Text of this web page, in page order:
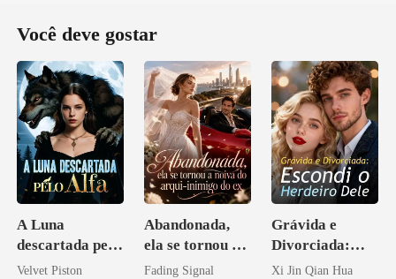
Você deve gostar
A Luna
descartada pelo
Alfa
Velvet Piston
Abandonada,
ela se tornou a
noiva do arqui-
Fading Signal
Grávida e
Divorciada:
Escondi o
Xi Jin Qian Hua